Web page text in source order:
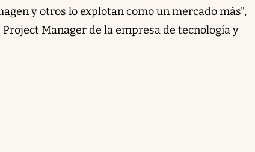
y otros lo explotan como un mercado más",
Manager de la empresa de tecnología y